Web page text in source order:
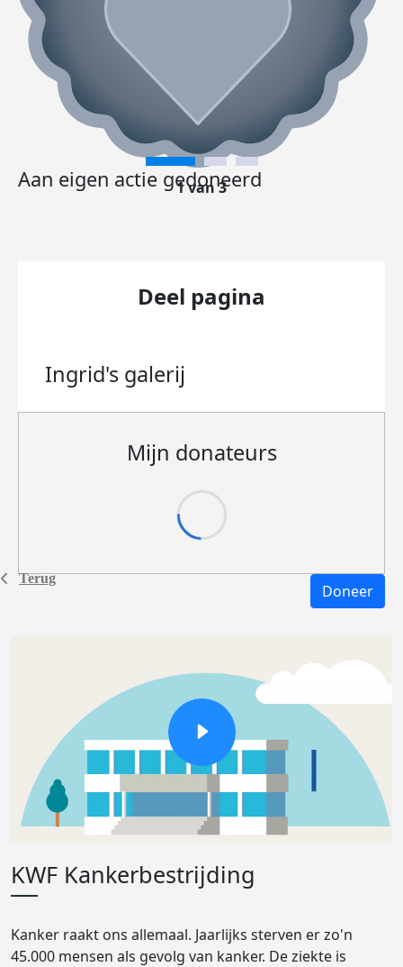
Terug
Aan eigen actie gedoneerd
1 van 3
Deel pagina
Ingrid's galerij
Mijn donateurs
Doneer
KWF Kankerbestrijding
Kanker raakt ons allemaal. Jaarlijks sterven er zo'n
45.000 mensen als gevolg van kanker. De ziekte is